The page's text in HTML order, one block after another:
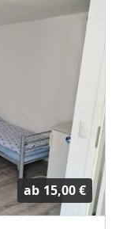
ab 15,00 €